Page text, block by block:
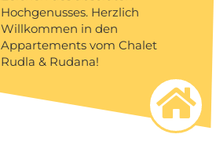
Hochgenusses. Herzlich
Willkommen in den
Appartements vom Chalet
Rudla & Rudana!